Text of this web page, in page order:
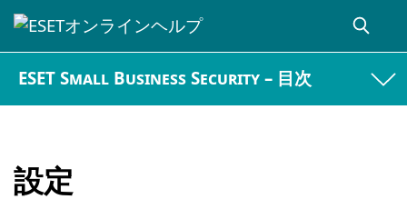
ESET Small Business Security – 目次
設定